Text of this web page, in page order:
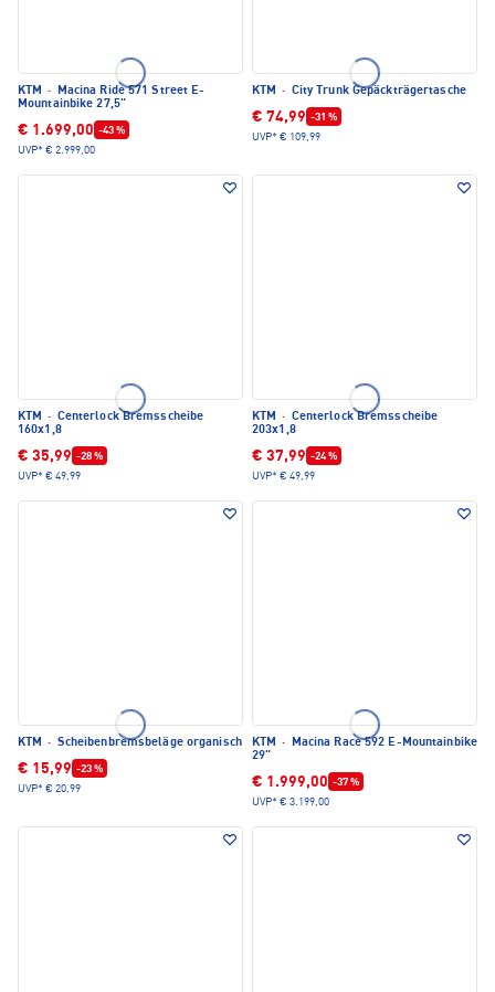
KTM ·
Macina Ride 571 Street E-
Mountainbike 27,5"
€ 1.699,00 -43 %
UVP* € 2.999,00
KTM · City Trunk Gepäckträgertasche
€ 74,99 -31 %
UVP* € 109,99
KTM · Centerlock Bremsscheibe
160x1,8
€ 35,99 -28 %
UVP* € 49,99
KTM · Centerlock Bremsscheibe
203x1,8
€ 37,99 -24 %
UVP* € 49,99
KTM · Scheibenbremsbeläge organisch
€ 15,99 -23 %
UVP* € 20,99
KTM ·
Macina Race 592 E-Mountainbike
29"
€ 1.999,00 -37 %
UVP* € 3.199,00